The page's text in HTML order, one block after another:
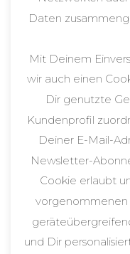
Daten
Mit Deinem
wir auch einen
Dir genutzte
Kundenprofil
Deiner E-Mail-
Newsletter-
Cookie erlaubt
vorgenommenen
und Dir